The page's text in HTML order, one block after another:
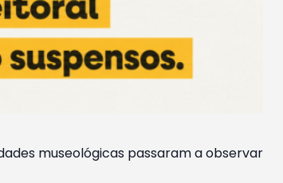
museológicas passaram a observar